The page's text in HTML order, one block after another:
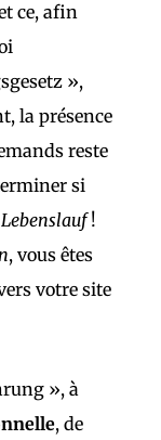
ce, afin
»,
la présence
reste
si
Lebenslauf!
, vous êtes
votre site
», à
, de